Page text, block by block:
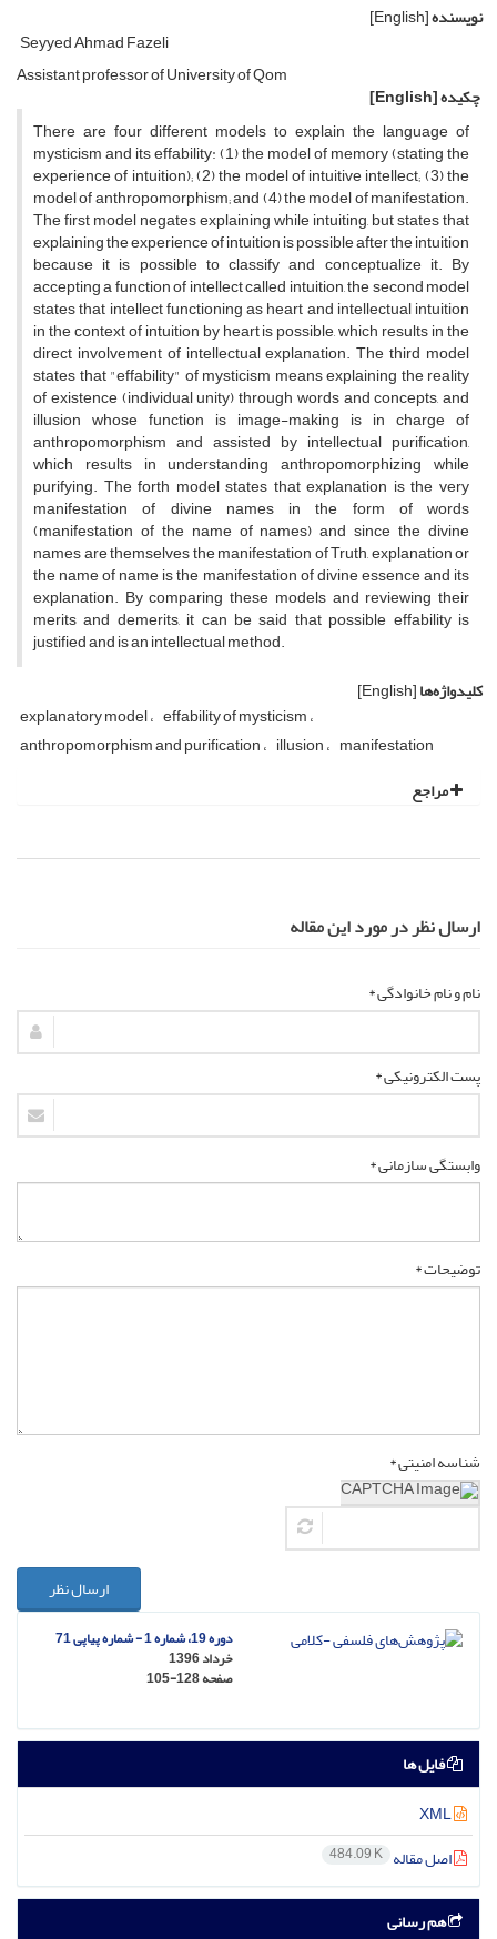
نویسنده[English]
Seyyed Ahmad Fazeli
Assistant professor of University of Qom
چکیده[English]
There are four different models to explain the language of
mysticism and its effability: (1) the model of memory (stating the
experience of intuition); (2) the model of intuitive intellect; (3) the
model of anthropomorphism; and (4) the model of manifestation.
The first model negates explaining while intuiting, but states that
explaining the experience of intuition is possible after the intuition
because it is possible to classify and conceptualize it. By
accepting a function of intellect called intuition, the second model
states that intellect functioning as heart and intellectual intuition
in the context of intuition by heart is possible, which results in the
direct involvement of intellectual explanation. The third model
states that "effability" of mysticism means explaining the reality
of existence (individual unity) through words and concepts, and
illusion whose function is image-making is in charge of
anthropomorphism and assisted by intellectual purification,
which results in understanding anthropomorphizing while
purifying. The forth model states that explanation is the very
manifestation of divine names in the form of words
(manifestation of the name of names) and since the divine
names are themselves the manifestation of Truth, explanation or
the name of name is the manifestation of divine essence and its
explanation. By comparing these models and reviewing their
merits and demerits, it can be said that possible effability is
justified and is an intellectual method.
کلیدواژه‌ها[English]
explanatory model effability of mysticism
anthropomorphism and purification illusion manifestation
مراجع
ارسال نظر در مورد این مقاله
نام و نام خانوادگی *
پست الکترونیکی *
وابستگی سازمانی *
توضیحات *
شناسه امنیتی *
ارسال نظر
دوره 19، شماره 1 - شماره پیاپی 71
خرداد 1396
صفحه105-128
فایل ها
اصل مقاله 484.09 K
هم رسانی